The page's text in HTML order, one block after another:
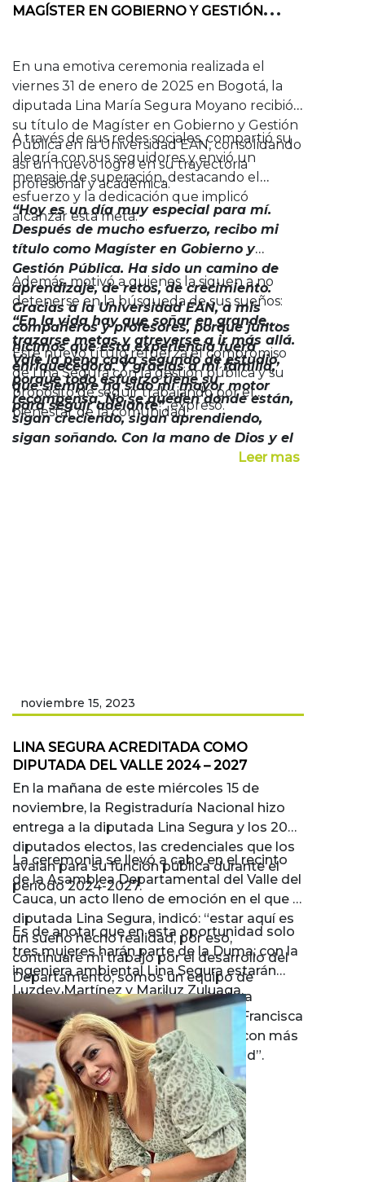
MAGÍSTER EN GOBIERNO Y GESTIÓN
En una emotiva ceremonia realizada el
viernes 31 de enero de 2025 en Bogotá, la
diputada Lina María Segura Moyano recibió
su título de Magíster en Gobierno y Gestión
Pública en la Universidad EAN, consolidando
así un nuevo logro en su trayectoria
profesional y académica.
A través de sus redes sociales, compartió su
alegría con sus seguidores y envió un
mensaje de superación, destacando el
esfuerzo y la dedicación que implicó
alcanzar esta meta.
“Hoy es un día muy especial para mí.
Después de mucho esfuerzo, recibo mi
título como Magíster en Gobierno y
Gestión Pública. Ha sido un camino de
aprendizaje, de retos, de crecimiento.
Gracias a la Universidad EAN, a mis
compañeros y profesores, porque juntos
hicimos que esta experiencia fuera
enriquecedora. Y gracias a mi familia,
que siempre ha sido mi mayor motor
para seguir adelante”, expresó.
Además, motivó a quienes la siguen a no
detenerse en la búsqueda de sus sueños:
“En la vida hay que soñar en grande,
trazarse metas y atreverse a ir más allá.
Vale la pena cada segundo de estudio,
porque todo esfuerzo tiene su
recompensa. No se queden donde están,
sigan creciendo, sigan aprendiendo,
sigan soñando. Con la mano de Dios y el
apoyo de la familia, todo es posible. No
Este nuevo título refuerza el compromiso
de Lina Segura con la gestión pública y su
propósito de seguir trabajando por el
bienestar de la comunidad.
Leer mas
noviembre 15, 2023
LINA SEGURA ACREDITADA COMO
DIPUTADA DEL VALLE 2024 – 2027
En la mañana de este miércoles 15 de
noviembre, la Registraduría Nacional hizo
entrega a la diputada Lina Segura y los 20
diputados electos, las credenciales que los
avalan para su función pública durante el
período 2024-2027.
La ceremonia se llevó a cabo en el recinto
de la Asamblea Departamental del Valle del
Cauca, un acto lleno de emoción en el que la
diputada Lina Segura, indicó: “estar aquí es
un sueño hecho realidad, por eso,
continuaré mi trabajo por el desarrollo del
Departamento; somos un equipo de
diputados comprometidos y junto a
nuestra gobernadora electa, Dilian Francisca
Toro, vamos a apostarle a un Valle con más
seguridad, oportunidades e igualdad”.
Es de anotar que en esta oportunidad solo
tres mujeres harán parte de la Duma; con la
ingeniera ambiental Lina Segura estarán
Luzdey Martínez y Mariluz Zuluaga.